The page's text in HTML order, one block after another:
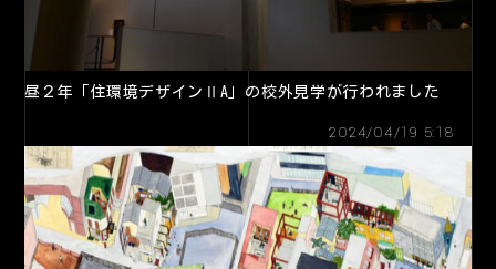
昼２年「住環境デザインⅡA」の校外見学が行われました
2024/04/19 5:18